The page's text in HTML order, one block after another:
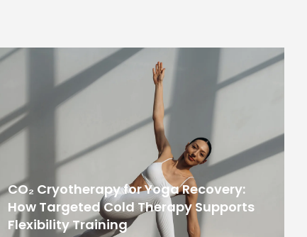
CO₂ Cryotherapy for Yoga Recovery:
How Targeted Cold Therapy Supports
Flexibility Training